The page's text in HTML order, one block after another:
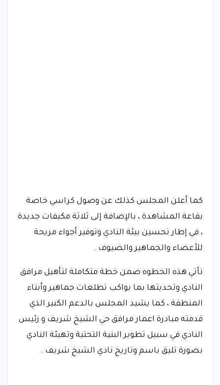
كما أعلن المجلس كذلك عن وصول كراسي خاصة
بقاعة المشاهدة ، بالإضافة إلى ثلاثة مكيفات جديدة
، في إطار تحسين بيئة النادي وتوفير أجواء مريحة
للأعضاء والجماهير والضيوف .
تأتي هذه الخطوه ضمن خطة متكاملة لتأهيل مرافق
النادي وتحديثها بما يواكب تطلعات جماهير وأبناء
المنطقة ، كما يشيد المجلس بالدعم الكبير الذي
قدمته مبادرة اعمار مرافق حي الشيخ شريف و رئيس
النادي في سبيل تطوير البنية التحتية وتهيئة النادي
بصورة تليق باسم وتاريخ نادي الشيخ شريف .